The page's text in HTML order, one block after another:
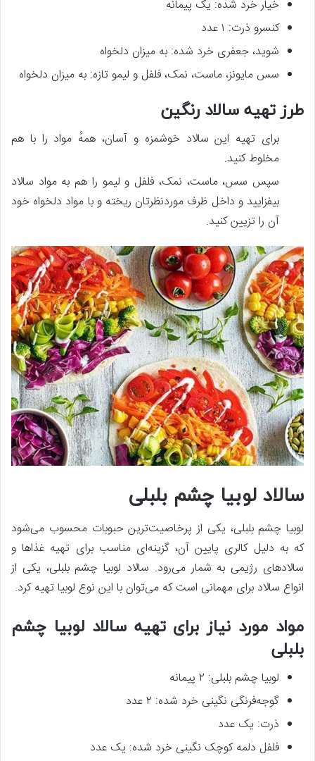
خیار خرد شده: یک پیمانه
کنسرو ذرت: ۱ عدد
شوید، جعفری خرد شده: به میزان دلخواه
سس مایونز، ماست، نمک، فلفل و لیمو تازه: به میزان دلخواه
طرز تهیه سالاد رنگین
برای تهیه این سالاد خوشمزه و آسان، همهٔ مواد را با هم
مخلوط کنید.
سپس سس، ماست، نمک، فلفل و لیمو را هم به مواد سالاد
بیفزایید و داخل ظرف موردنظرتان ریخته و با مواد دلخواه خود
آن را تزیین کنید.
سالاد لوبیا چشم بلبلی
لوبیا چشم بلبلی، یکی از پرخاصیت‌ترین حبوبات محسوب می‌شود
که به دلیل کالری پایین آن، گزینه‌ای مناسب برای تهیه غذاها و
سالادهای رژیمی به شمار می‌رود. سالاد لوبیا چشم بلبلی، یکی از
انواع سالاد برای مهمانی است که می‌توان با این نوع لوبیا تهیه کرد.
مواد مورد نیاز برای تهیه سالاد لوبیا چشم
بلبلی
لوبیا چشم بلبلی: ۲ پیمانه
گوجه‌فرنگی نگینی خرد شده: ۲ عدد
ذرت: یک عدد
فلفل دلمه کوچک نگینی خرد شده: یک عدد